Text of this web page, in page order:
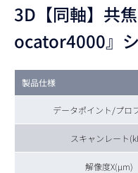
3D【同軸】共
ocator4000』
製品仕様
データポイント/プロ
スキャンレート
解像度X(μm)